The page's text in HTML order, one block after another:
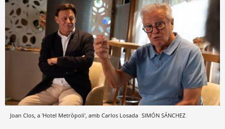
Joan Clos, a 'Hotel Metròpoli', amb Carlos Losada SIMÓN SÁNCHEZ